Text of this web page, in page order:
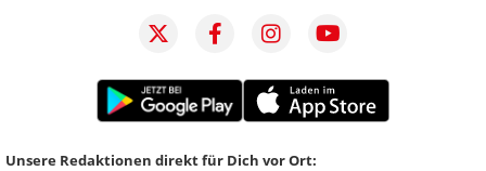
Unsere Redaktionen direkt für Dich vor Ort: